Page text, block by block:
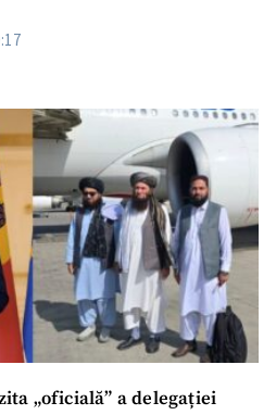
SUSȚINE
„oficială” a delegației